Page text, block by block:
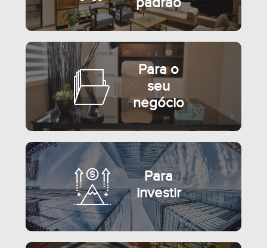
Para o
seu
negócio
Para
investir